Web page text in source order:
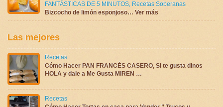
FANTÁSTICAS DE 5 MINUTOS, Recetas Soberanas
Bizcocho de limón esponjoso… Ver más
Las mejores
Recetas
Cómo Hacer PAN FRANCÉS CASERO, Si te gusta dinos
HOLA y dale a Me Gusta MIREN …
Recetas